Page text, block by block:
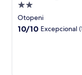
Propiedad
de
2.0
Otopeni
10.0
10/10 Excepcional